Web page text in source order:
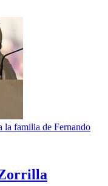
la familia de Fernando